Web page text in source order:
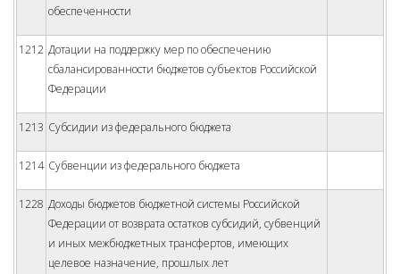
обеспеченности
1212 Дотации на поддержку мер по обеспечению
сбалансированности бюджетов субъектов Российской
Федерации
1213 Субсидии из федерального бюджета
1214 Субвенции из федерального бюджета
1228 Доходы бюджетов бюджетной системы Российской
Федерации от возврата остатков субсидий, субвенций
и иных межбюджетных трансфертов, имеющих
целевое назначение, прошлых лет